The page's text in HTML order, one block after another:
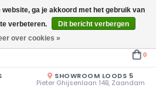
10.00u - 17.00u of op afspraak!
0
SHOWROOM LOODS 5
Pieter Ghijsenlaan 14B, Zaandam
website, ga je akkoord met het gebruik van
verbeteren.
Dit bericht verbergen
over cookies »